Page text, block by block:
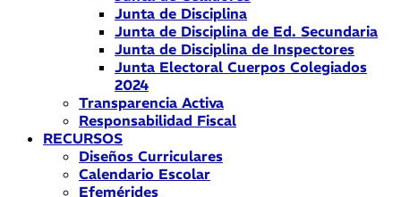
Junta de Disciplina
Junta de Disciplina de Ed. Secundaria
Junta de Disciplina de Inspectores
Junta Electoral Cuerpos Colegiados
2024
Transparencia Activa
Responsabilidad Fiscal
RECURSOS
Diseños Curriculares
Calendario Escolar
Efemérides